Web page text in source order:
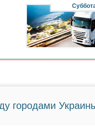
городами